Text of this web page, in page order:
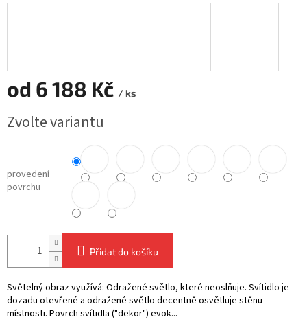
od 6 188 Kč / ks
cena:
Zvolte variantu
provedení
povrchu
Přidat do košíku
Světelný obraz využívá: Odražené světlo, které neoslňuje. Svítidlo je
dozadu otevřené a odražené světlo decentně osvětluje stěnu
místnosti. Povrch svítidla ("dekor") evok...